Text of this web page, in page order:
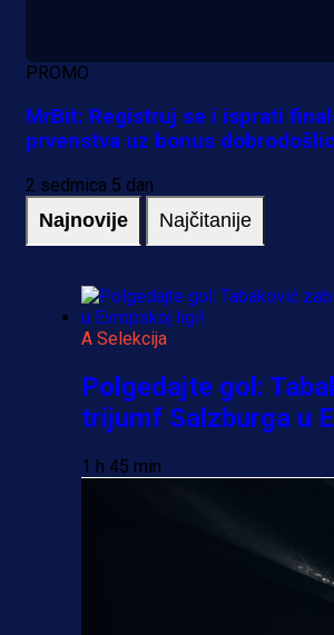
PROMO
MrBit: Registruj se i isprati
prvenstva uz bonus
2 sedmica 5 dan
Najnovije Najčitanije
A Selekcija
Polgedajte gol:
trijumf Salzburga u
1 h 45 min